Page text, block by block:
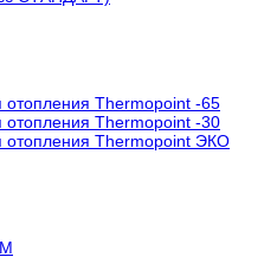
отопления Thermopoint -65
отопления Thermopoint -30
отопления Thermopoint ЭКО